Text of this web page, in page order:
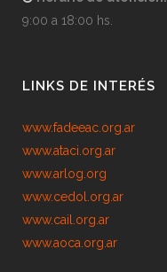
9:00 a 18:00 hs.
LINKS DE INTERÉS
www.fadeeac.org.ar
www.ataci.org.ar
www.arlog.org
www.cedol.org.ar
www.cail.org.ar
www.aoca.org.ar